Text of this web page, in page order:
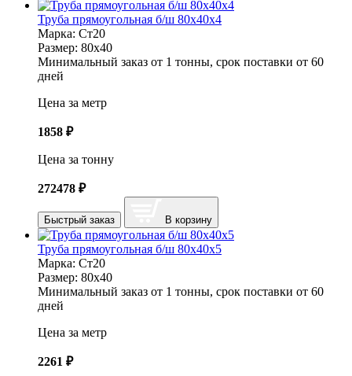
Труба прямоугольная б/ш 80х40х4
Марка: Ст20
Размер: 80х40
Минимальный заказ от 1 тонны, срок поставки от 60
дней
Цена за метр
1858 ₽
Цена за тонну
272478 ₽
Быстрый заказ В корзину
Труба прямоугольная б/ш 80х40х5
Марка: Ст20
Размер: 80х40
Минимальный заказ от 1 тонны, срок поставки от 60
дней
Цена за метр
2261 ₽